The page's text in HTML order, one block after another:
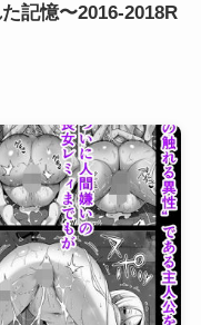
記憶〜2016-2018R